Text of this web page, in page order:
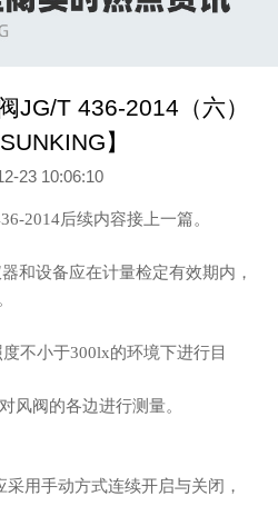
JG/T 436-2014（六）
】
23 10:06:10
2014后续内容接上一篇。
和设备应在计量检定有效期内，
不小于300lx的环境下进行目
风阀的各边进行测量。
采用手动方式连续开启与关闭，